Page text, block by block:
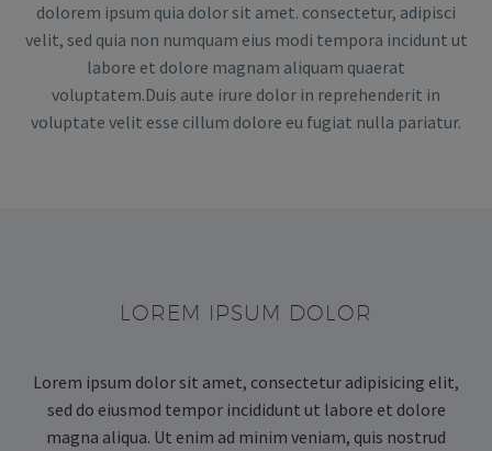
dolorem ipsum quia dolor sit amet. consectetur, adipisci
velit, sed quia non numquam eius modi tempora incidunt ut
labore et dolore magnam aliquam quaerat
voluptatem.Duis aute irure dolor in reprehenderit in
voluptate velit esse cillum dolore eu fugiat nulla pariatur.
LOREM IPSUM DOLOR
Lorem ipsum dolor sit amet, consectetur adipisicing elit,
sed do eiusmod tempor incididunt ut labore et dolore
magna aliqua. Ut enim ad minim veniam, quis nostrud